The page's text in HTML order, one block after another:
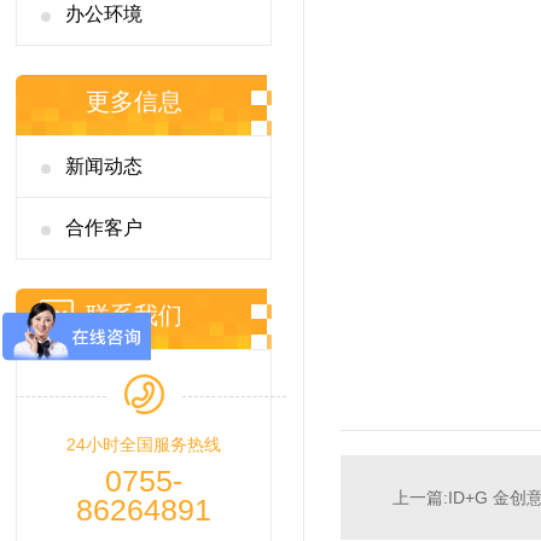
办公环境
更多信息
新闻动态
合作客户
联系我们
24小时全国服务热线
0755-
86264891
上一篇:ID+G 金创